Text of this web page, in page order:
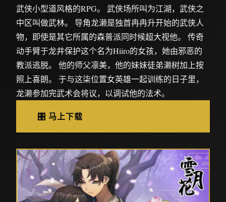
武侠小型道风格的RPG。 武侠场所叫为江湖，武侠之
中区叫做武林。 导角龙濑是独首冉冉升开始的武侠人
物，即使是其它所属的森普派同时候超大视他。 传奇
动手臂于龙井保护这个名为Hiiro的女孩，她由邪恶的
教派逃脱。 他的师父凛美，他的妹妹徒弟濑树加上按
照上喜朗。 于与这柒位置女英雄一起训练的日子里，
龙濑参加完武术会将议，以调试他的法术。
🎛️ 马上下载